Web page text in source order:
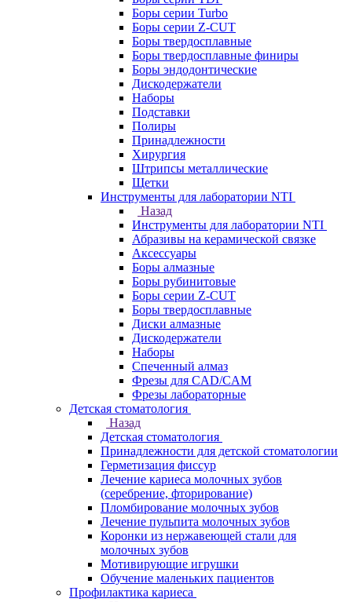
Боры серии Turbo
Боры серии Z-CUT
Боры твердосплавные
Боры твердосплавные финиры
Боры эндодонтические
Дискодержатели
Наборы
Подставки
Полиры
Принадлежности
Хирургия
Штрипсы металлические
Щетки
Инструменты для лаборатории NTI
Назад
Инструменты для лаборатории NTI
Абразивы на керамической связке
Аксессуары
Боры алмазные
Боры рубинитовые
Боры серии Z-CUT
Боры твердосплавные
Диски алмазные
Дискодержатели
Наборы
Спеченный алмаз
Фрезы для CAD/CAM
Фрезы лабораторные
Детская стоматология
Назад
Детская стоматология
Принадлежности для детской стоматологии
Герметизация фиссур
Лечение кариеса молочных зубов
(серебрение, фторирование)
Пломбирование молочных зубов
Лечение пульпита молочных зубов
Коронки из нержавеющей стали для
молочных зубов
Мотивирующие игрушки
Обучение маленьких пациентов
Профилактика кариеса